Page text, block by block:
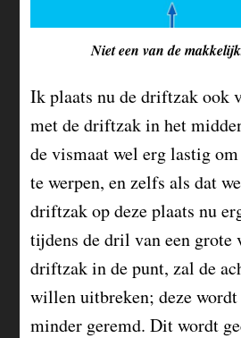
Niet een van de
Ik plaats nu de driftzak ook
met de driftzak in het
de vismaat wel erg lastig
te werpen, en zelfs als dat
driftzak op deze plaats nu
tijdens de dril van een grote
driftzak in de punt, zal de
willen uitbreken; deze
minder geremd. Dit wordt